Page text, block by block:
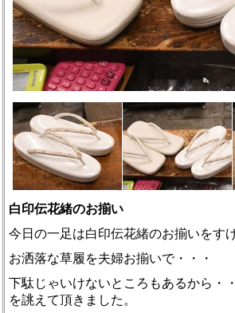
白印伝花緒のお揃い
今日の一足は白印伝花緒のお揃いをす
お洒落な草履を夫婦お揃いで・・・
下駄じゃいけないところもあるから・
を誂えて頂きました。